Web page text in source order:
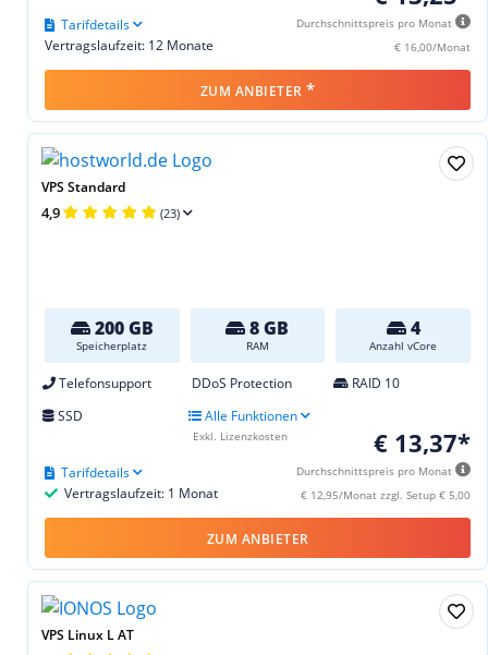
Durchschnittspreis pro Monat
€ 16,00/Monat
Vertragslaufzeit: 12 Monate
Tarifdetails
ZUM ANBIETER *
VPS Standard
4,9 (23)
200 GB
Speicherplatz
8 GB
RAM
4
Anzahl vCore
Telefonsupport DDoS Protection
RAID 10
SSD
Alle Funktionen
€ 13,37*
Durchschnittspreis pro Monat
€ 12,95/Monat zzgl. Setup € 5,00
Vertragslaufzeit: 1 Monat
Tarifdetails
Exkl. Lizenzkosten
ZUM ANBIETER
VPS Linux L AT